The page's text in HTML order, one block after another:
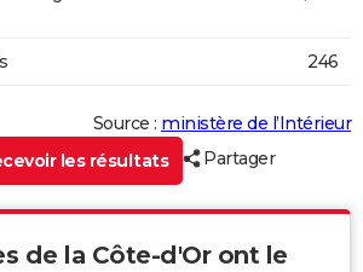
246
Source : ministère de l’Intérieur
les résultats
Partager
de la Côte-d'Or ont le